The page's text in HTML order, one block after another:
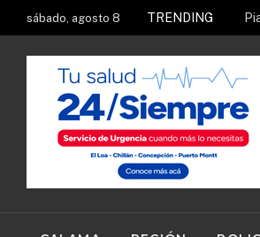
sábado, agosto 8 TRENDING